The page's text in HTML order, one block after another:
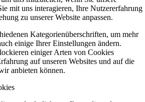
mit uns interagieren, Ihre Nutzererfahrung
zu unserer Website anpassen.
Kategorienüberschriften, um mehr
einige Ihrer Einstellungen ändern.
einiger Arten von Cookies
auf unseren Websites und auf die
anbieten können.